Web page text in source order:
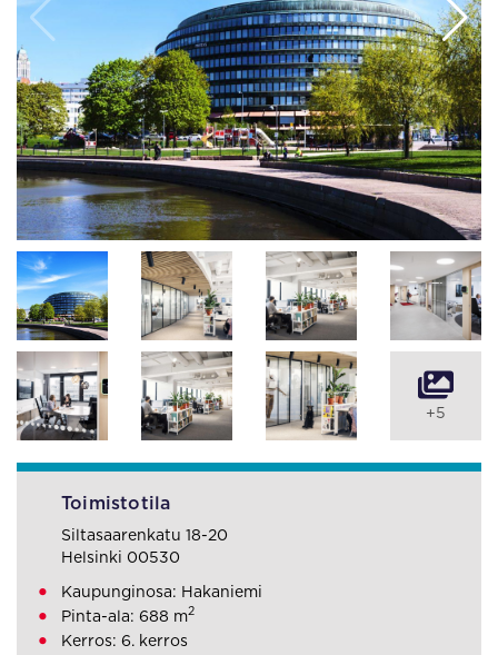
+5
Toimistotila
Siltasaarenkatu 18-20
Helsinki 00530
Kaupunginosa: Hakaniemi
Pinta-ala: 688 m2
Kerros: 6. kerros